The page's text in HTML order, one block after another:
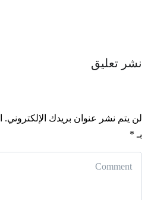
نشر تعليق
لن يتم نشر عنوان بريدك الإلكتروني.
بـ *